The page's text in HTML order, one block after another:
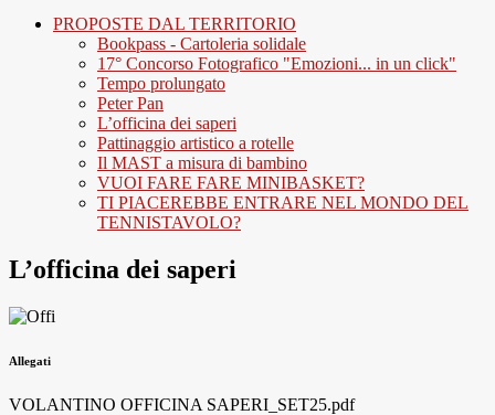
PROPOSTE DAL TERRITORIO
Bookpass - Cartoleria solidale
17° Concorso Fotografico "Emozioni... in un click"
Tempo prolungato
Peter Pan
L’officina dei saperi
Pattinaggio artistico a rotelle
Il MAST a misura di bambino
VUOI FARE FARE MINIBASKET?
TI PIACEREBBE ENTRARE NEL MONDO DEL
TENNISTAVOLO?
L’officina dei saperi
Allegati
VOLANTINO OFFICINA SAPERI_SET25.pdf